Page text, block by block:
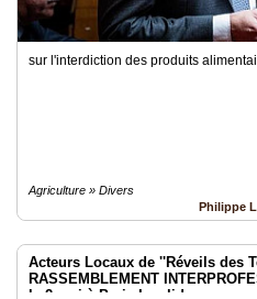
sur l'interdiction des produits
Agriculture » Divers
Philippe
Acteurs Locaux de ''Réveils des
RASSEMBLEMENT
le 2 mai à Paris Invalides